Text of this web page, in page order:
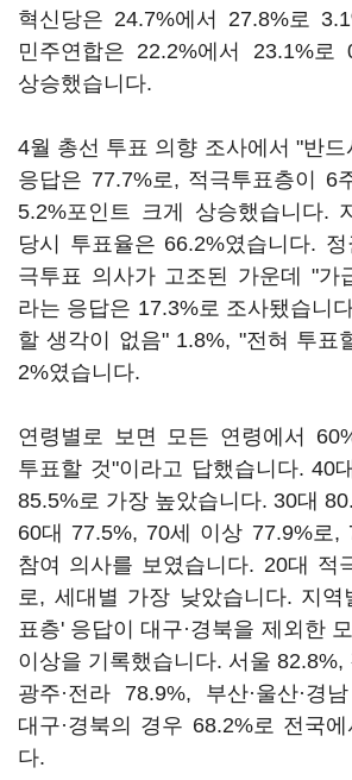
혁신당은 24.7%에서 27.8%로
민주연합은 22.2%에서 23.1%로
상승했습니다.
4월 총선 투표 의향 조사에서 "반
응답은 77.7%로, 적극투표층이 6
5.2%포인트 크게 상승했습니다.
당시 투표율은 66.2%였습니다.
극투표 의사가 고조된 가운데 "가
라는 응답은 17.3%로 조사됐습니
할 생각이 없음" 1.8%, "전혀 투표
2%였습니다.
연령별로 보면 모든 연령에서
투표할 것"이라고 답했습니다. 40
85.5%로 가장 높았습니다. 30대
60대 77.5%, 70세 이상 77.9%로,
참여 의사를 보였습니다. 20대 적
로, 세대별 가장 낮았습니다. 지역
표층' 응답이 대구·경북을 제외한
이상을 기록했습니다. 서울 82.8%,
광주·전라 78.9%, 부산·울산·경
대구·경북의 경우 68.2%로 전국
다.